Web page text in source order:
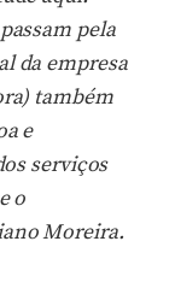
pela
da empresa
também
e
serviços
o
Moreira.